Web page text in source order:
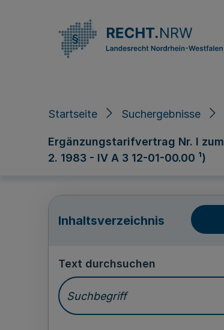
Startseite Suchergebnisse
Ergänzungstarifvertrag Nr. l
2. 1983 - IV A 3 12-01-00.00 ¹)
Inhaltsverzeichnis
Text durchsuchen